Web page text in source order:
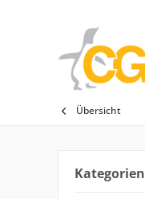
Übersicht
Kategorien